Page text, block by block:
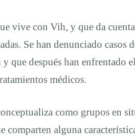
vive con Vih, y que da
Se han denunciado casos
que después han enfrentado
médicos.
como grupos en
comparten alguna